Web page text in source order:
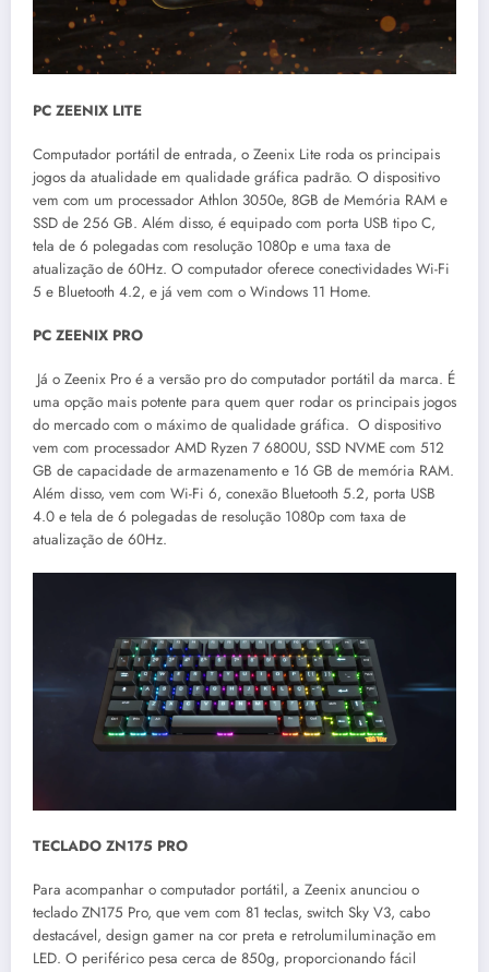
PC ZEENIX LITE
Computador portátil de entrada, o Zeenix Lite roda os principais
jogos da atualidade em qualidade gráfica padrão. O dispositivo
vem com um processador Athlon 3050e, 8GB de Memória RAM e
SSD de 256 GB. Além disso, é equipado com porta USB tipo C,
tela de 6 polegadas com resolução 1080p e uma taxa de
atualização de 60Hz. O computador oferece conectividades Wi-Fi
5 e Bluetooth 4.2, e já vem com o Windows 11 Home.
PC ZEENIX PRO
Já o Zeenix Pro é a versão pro do computador portátil da marca. É
uma opção mais potente para quem quer rodar os principais jogos
do mercado com o máximo de qualidade gráfica. O dispositivo
vem com processador AMD Ryzen 7 6800U, SSD NVME com 512
GB de capacidade de armazenamento e 16 GB de memória RAM.
Além disso, vem com Wi-Fi 6, conexão Bluetooth 5.2, porta USB
4.0 e tela de 6 polegadas de resolução 1080p com taxa de
atualização de 60Hz.
TECLADO ZN175 PRO
Para acompanhar o computador portátil, a Zeenix anunciou o
teclado ZN175 Pro, que vem com 81 teclas, switch Sky V3, cabo
destacável, design gamer na cor preta e retrolumiluminação em
LED. O periférico pesa cerca de 850g, proporcionando fácil